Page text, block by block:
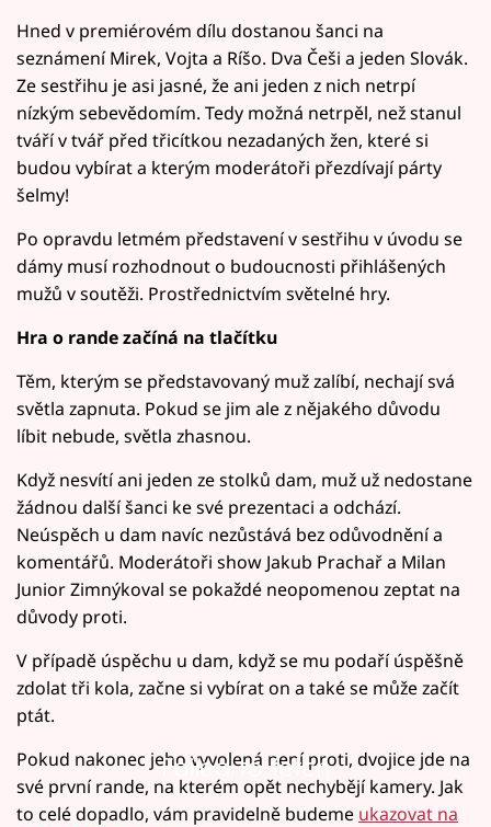
Hned v premiérovém dílu dostanou šanci na
seznámení Mirek, Vojta a Ríšo. Dva Češi a jeden Slovák.
Ze sestřihu je asi jasné, že ani jeden z nich netrpí
nízkým sebevědomím. Tedy možná netrpěl, než stanul
tváří v tvář před třicítkou nezadaných žen, které si
budou vybírat a kterým moderátoři přezdívají párty
šelmy!
Po opravdu letmém představení v sestřihu v úvodu se
dámy musí rozhodnout o budoucnosti přihlášených
mužů v soutěži. Prostřednictvím světelné hry.
Hra o rande začíná na tlačítku
Těm, kterým se představovaný muž zalíbí, nechají svá
světla zapnuta. Pokud se jim ale z nějakého důvodu
líbit nebude, světla zhasnou.
Když nesvítí ani jeden ze stolků dam, muž už nedostane
žádnou další šanci ke své prezentaci a odchází.
Neúspěch u dam navíc nezůstává bez odůvodnění a
komentářů. Moderátoři show Jakub Prachař a Milan
Junior Zimnýkoval se pokaždé neopomenou zeptat na
důvody proti.
V případě úspěchu u dam, když se mu podaří úspěšně
zdolat tři kola, začne si vybírat on a také se může začít
ptát.
Failed to fetch
Pokud nakonec jeho vyvolená není proti, dvojice jde na
své první rande, na kterém opět nechybějí kamery. Jak
to celé dopadlo, vám pravidelně budeme ukazovat na